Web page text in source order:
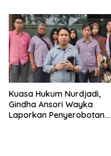
Kuasa Hukum Nurdjadi,
Gindha Ansori Wayka
Laporkan Penyerobotan